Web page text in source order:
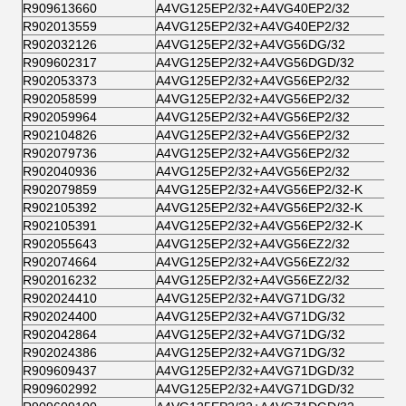
R909613660
A4VG125EP2/32+A4VG40EP2/32
R902013559
A4VG125EP2/32+A4VG40EP2/32
R902032126
A4VG125EP2/32+A4VG56DG/32
R909602317
A4VG125EP2/32+A4VG56DGD/32
R902053373
A4VG125EP2/32+A4VG56EP2/32
R902058599
A4VG125EP2/32+A4VG56EP2/32
R902059964
A4VG125EP2/32+A4VG56EP2/32
R902104826
A4VG125EP2/32+A4VG56EP2/32
R902079736
A4VG125EP2/32+A4VG56EP2/32
R902040936
A4VG125EP2/32+A4VG56EP2/32
R902079859
A4VG125EP2/32+A4VG56EP2/32-K
R902105392
A4VG125EP2/32+A4VG56EP2/32-K
R902105391
A4VG125EP2/32+A4VG56EP2/32-K
R902055643
A4VG125EP2/32+A4VG56EZ2/32
R902074664
A4VG125EP2/32+A4VG56EZ2/32
R902016232
A4VG125EP2/32+A4VG56EZ2/32
R902024410
A4VG125EP2/32+A4VG71DG/32
R902024400
A4VG125EP2/32+A4VG71DG/32
R902042864
A4VG125EP2/32+A4VG71DG/32
R902024386
A4VG125EP2/32+A4VG71DG/32
R909609437
A4VG125EP2/32+A4VG71DGD/32
R909602992
A4VG125EP2/32+A4VG71DGD/32